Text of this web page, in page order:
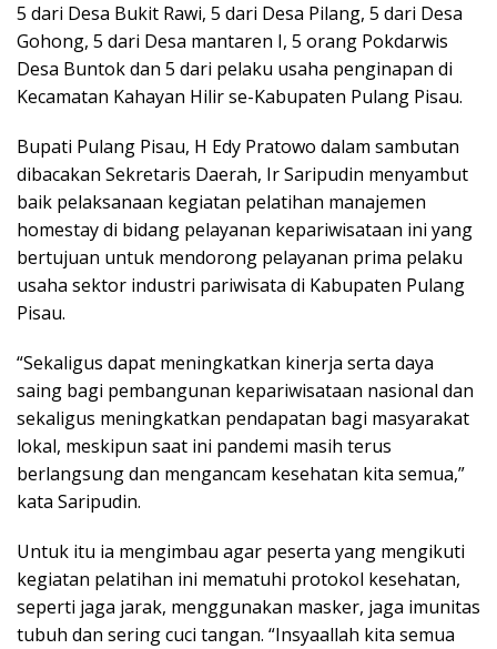
5 dari Desa Bukit Rawi, 5 dari Desa Pilang, 5 dari Desa
Gohong, 5 dari Desa mantaren I, 5 orang Pokdarwis
Desa Buntok dan 5 dari pelaku usaha penginapan di
Kecamatan Kahayan Hilir se-Kabupaten Pulang Pisau.
Bupati Pulang Pisau, H Edy Pratowo dalam sambutan
dibacakan Sekretaris Daerah, Ir Saripudin menyambut
baik pelaksanaan kegiatan pelatihan manajemen
homestay di bidang pelayanan kepariwisataan ini yang
bertujuan untuk mendorong pelayanan prima pelaku
usaha sektor industri pariwisata di Kabupaten Pulang
Pisau.
“Sekaligus dapat meningkatkan kinerja serta daya
saing bagi pembangunan kepariwisataan nasional dan
sekaligus meningkatkan pendapatan bagi masyarakat
lokal, meskipun saat ini pandemi masih terus
berlangsung dan mengancam kesehatan kita semua,”
kata Saripudin.
Untuk itu ia mengimbau agar peserta yang mengikuti
kegiatan pelatihan ini mematuhi protokol kesehatan,
seperti jaga jarak, menggunakan masker, jaga imunitas
tubuh dan sering cuci tangan. “Insyaallah kita semua